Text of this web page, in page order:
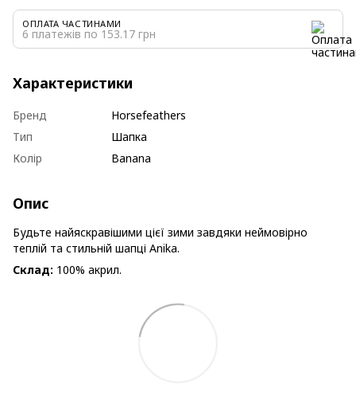
ОПЛАТА ЧАСТИНАМИ
6 платежів по 153.17 грн
Характеристики
Бренд
Horsefeathers
Тип
Шапка
Колір
Banana
Опис
Будьте найяскравішими цієї зими завдяки неймовірно
теплій та стильній шапці Anika.
Склад: 100% акрил.